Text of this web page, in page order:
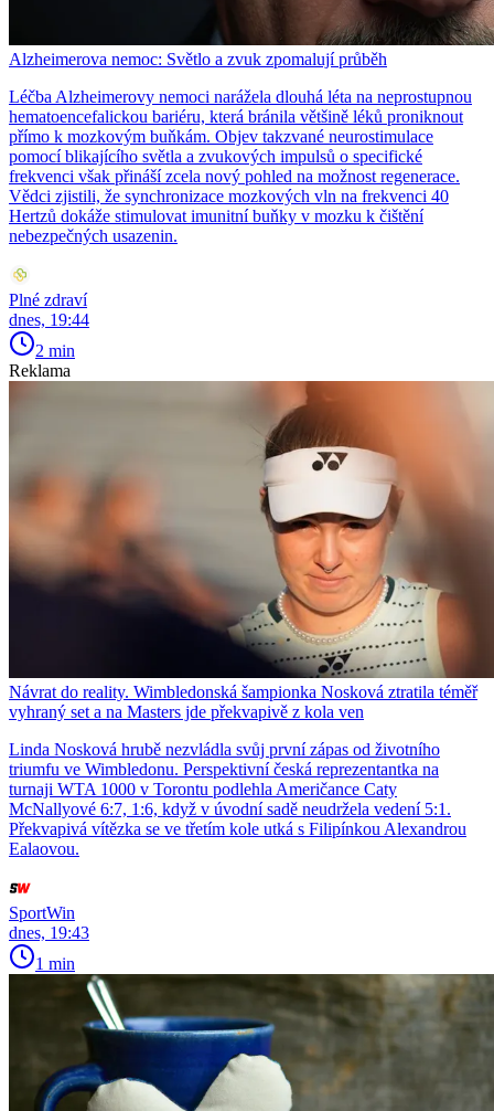
Alzheimerova nemoc: Světlo a zvuk zpomalují průběh
Léčba Alzheimerovy nemoci narážela dlouhá léta na neprostupnou
hematoencefalickou bariéru, která bránila většině léků proniknout
přímo k mozkovým buňkám. Objev takzvané neurostimulace
pomocí blikajícího světla a zvukových impulsů o specifické
frekvenci však přináší zcela nový pohled na možnost regenerace.
Vědci zjistili, že synchronizace mozkových vln na frekvenci 40
Hertzů dokáže stimulovat imunitní buňky v mozku k čištění
nebezpečných usazenin.
Plné zdraví
dnes, 19:44
2 min
Reklama
Návrat do reality. Wimbledonská šampionka Nosková ztratila téměř
vyhraný set a na Masters jde překvapivě z kola ven
Linda Nosková hrubě nezvládla svůj první zápas od životního
triumfu ve Wimbledonu. Perspektivní česká reprezentantka na
turnaji WTA 1000 v Torontu podlehla Američance Caty
McNallyové 6:7, 1:6, když v úvodní sadě neudržela vedení 5:1.
Překvapivá vítězka se ve třetím kole utká s Filipínkou Alexandrou
Ealaovou.
SportWin
dnes, 19:43
1 min